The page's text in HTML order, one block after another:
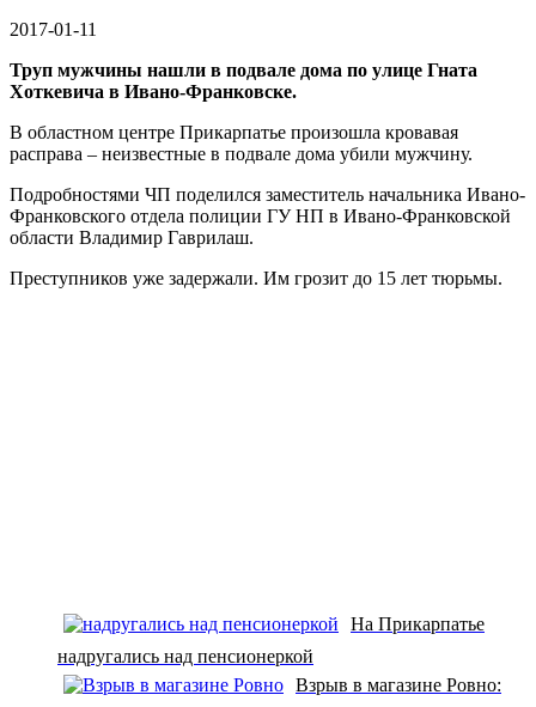
чтения
2017-01-11
Труп мужчины нашли в подвале дома по улице Гната
Хоткевича в Ивано-Франковске.
В областном центре Прикарпатье произошла кровавая
расправа – неизвестные в подвале дома убили мужчину.
Подробностями ЧП поделился заместитель начальника Ивано-
Франковского отдела полиции ГУ НП в Ивано-Франковской
области Владимир Гаврилаш.
Преступников уже задержали. Им грозит до 15 лет тюрьмы.
На Прикарпатье
надругались над пенсионеркой
Взрыв в магазине Ровно: